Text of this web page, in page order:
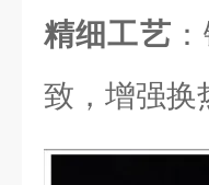
精细工艺
致，增强换